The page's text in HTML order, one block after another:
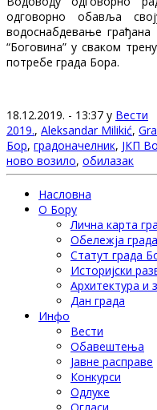
одговорно обавља
водоснабдевање
“Боговина” у сваком
потребе града Бора.
18.12.2019. - 13:37 у Вести
2019., Aleksandar Milikić,
Бор, градоначелник, ЈКП
ново возило, обилазак
Насловна
О Бору
Лична карта
Обележја
Статут града
Историјски
Архитектура и
Дан града
Инфо
Вести
Обавештења
Јавне расправе
Конкурси
Одлуке
Огласи